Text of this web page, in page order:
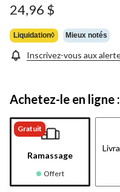
24,96 $
Liquidation◊ Mieux notés
Inscrivez-vous aux
Achetez-le en ligne :
Gratuit
Ramassage
Offert